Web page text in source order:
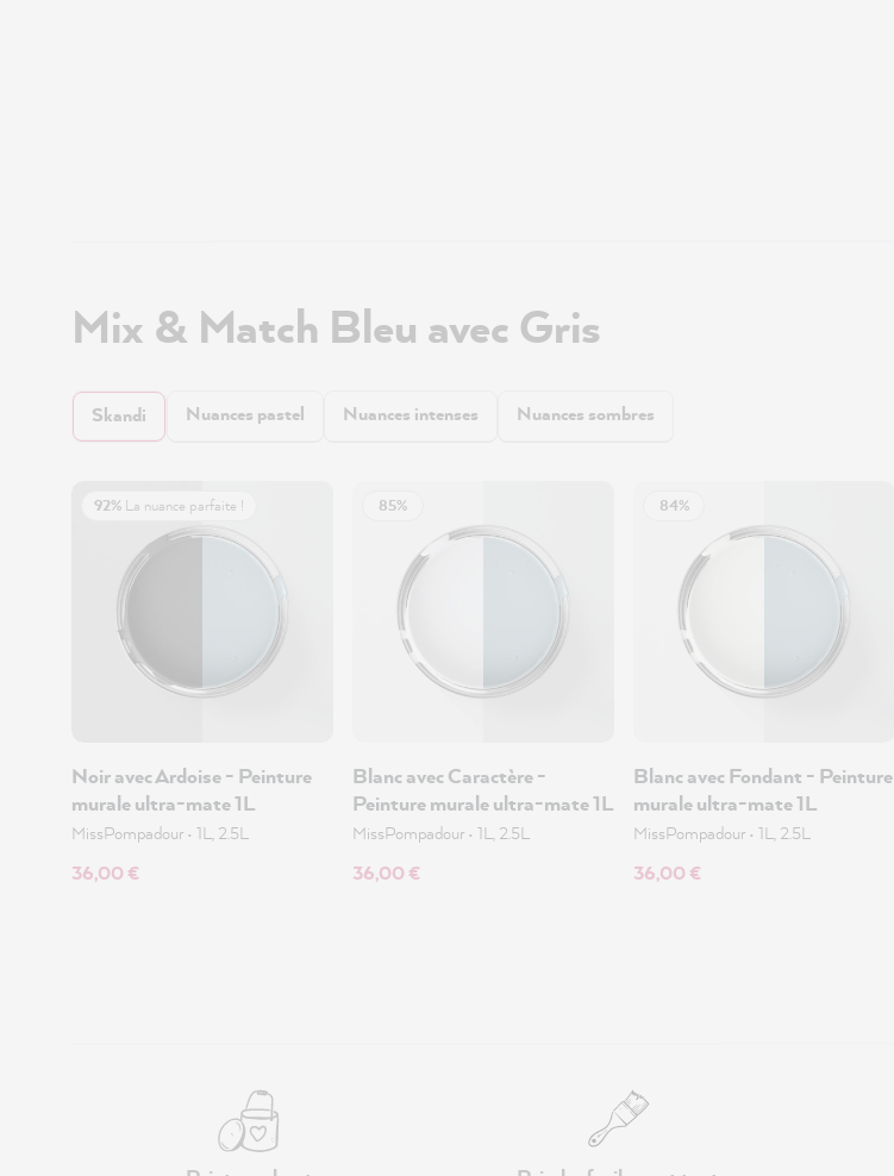
Mix & Match Bleu avec Gris
Skandi Nuances pastel Nuances intenses Nuances sombres
92% La nuance parfaite !
Noir avec Ardoise - Peinture
murale ultra-mate 1L
MissPompadour • 1L, 2.5L
36,00 €
85%
Blanc avec Caractère -
Peinture murale ultra-mate 1L
MissPompadour • 1L, 2.5L
36,00 €
84%
Blanc avec Fondant - Peinture
murale ultra-mate 1L
MissPompadour • 1L, 2.5L
36,00 €